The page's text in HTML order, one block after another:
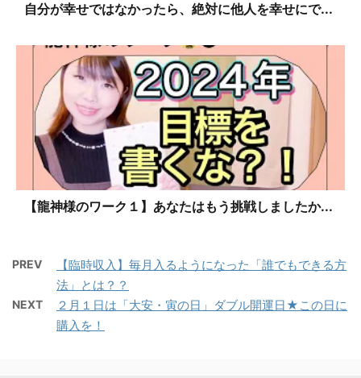
自分が幸せではなかったら、絶対に他人を幸せにで...
【龍神様のワーク１】あなたはもう挑戦しましたか...
PREV
【臨時収入】毎月入るようになった「誰でもできる方
法」とは？？
NEXT
２月１日は「大安・寅の日」ダブル開運日★この日に
購入を！